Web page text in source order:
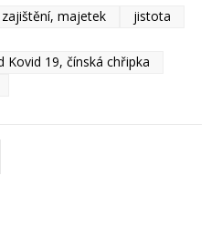
majetek
jistota
Kovid 19, čínská chřipka